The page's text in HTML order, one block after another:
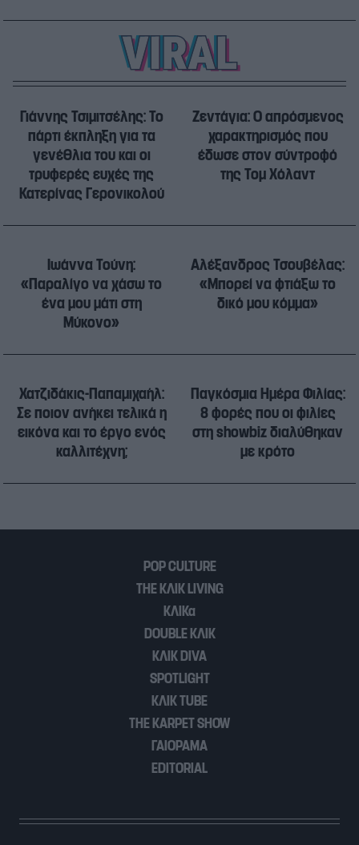
Γιάννης Τσιμιτσέλης: Το
πάρτι έκπληξη για τα
γενέθλια του και οι
τρυφερές ευχές της
Κατερίνας Γερονικολού
Ζεντάγια: Ο απρόσμενος
χαρακτηρισμός που
έδωσε στον σύντροφό
της Τομ Χόλαντ
Ιωάννα Τούνη:
«Παραλίγο να χάσω το
ένα μου μάτι στη
Μύκονο»
Αλέξανδρος Τσουβέλας:
«Μπορεί να φτιάξω το
δικό μου κόμμα»
Χατζιδάκις-Παπαμιχαήλ:
Σε ποιον ανήκει τελικά η
εικόνα και το έργο ενός
καλλιτέχνη;
Παγκόσμια Ημέρα Φιλίας:
8 φορές που οι φιλίες
στη showbiz διαλύθηκαν
με κρότο
POP CULTURE
THE ΚΛΙΚ LIVING
ΚΛΙΚα
DOUBLE ΚΛΙΚ
ΚΛΙΚ DIVA
SPOTLIGHT
ΚΛΙΚ TUBE
THE KARPET SHOW
ΓΑΙΟΡΑΜΑ
EDITORIAL